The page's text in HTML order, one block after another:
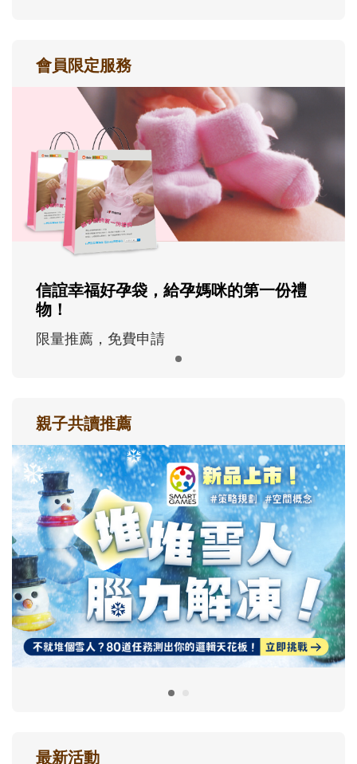
會員限定服務
信誼幸福好孕袋，給孕媽咪的第一份禮
物！
限量推薦，免費申請
親子共讀推薦
最新活動